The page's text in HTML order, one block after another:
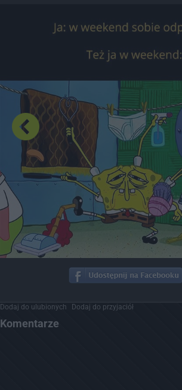
Dodaj do ulubionych Dodaj do przyjaciół
Komentarze